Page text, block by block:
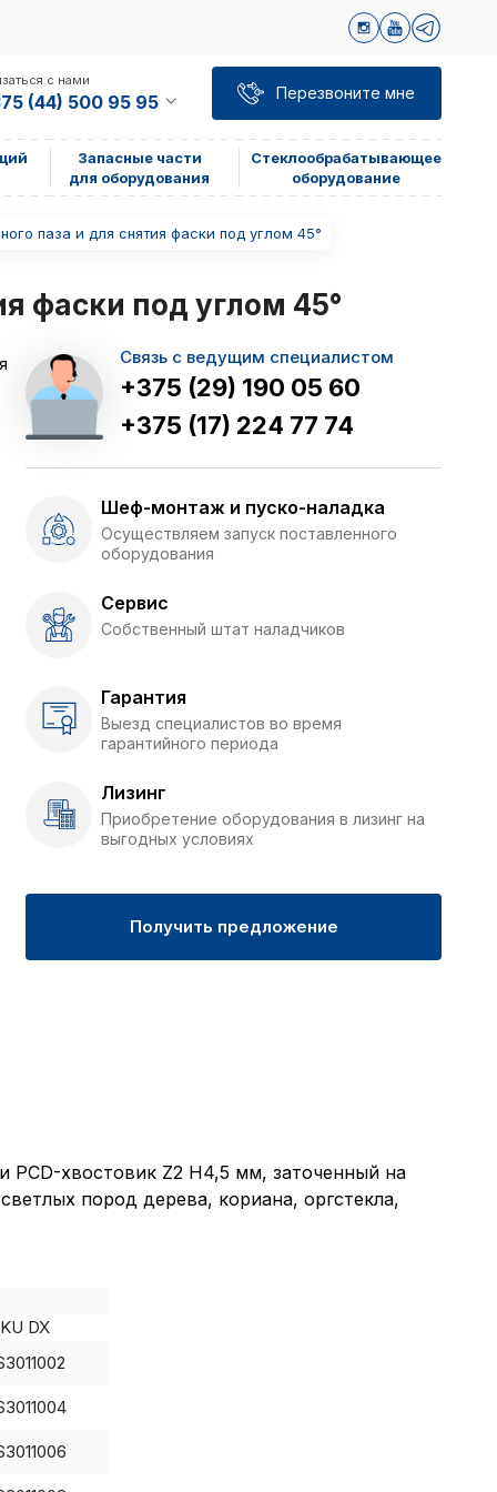
с нами
(44) 500 95 95 Перезвоните мне
Запасные части
для оборудования
Стеклообрабатывающее
оборудование
паза и для снятия фаски под углом 45°
фаски под углом 45°
Связь с ведущим специалистом
+375 (29) 190 05 60
+375 (17) 224 77 74
Шеф-монтаж и пуско-наладка
Осуществляем запуск поставленного
оборудования
Сервис
Собственный штат наладчиков
Гарантия
Выезд специалистов во время
гарантийного периода
Лизинг
Приобретение оборудования в лизинг на
выгодных условиях
Получить предложение
PCD-хвостовик Z2 H4,5 мм, заточенный на
пород дерева, кориана, оргстекла,
DX
в
сookies